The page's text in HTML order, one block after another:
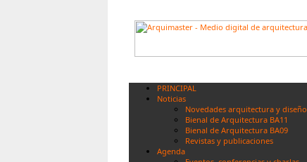
PRINCIPAL
Noticias
Novedades arquitectura y diseño
Bienal de Arquitectura BA11
Bienal de Arquitectura BA09
Revistas y publicaciones
Agenda